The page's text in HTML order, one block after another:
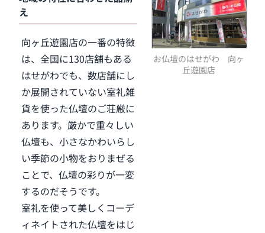
え
向ヶ丘遊園店の一番の特徴
は、全国に130店舗もある
はせがわでも、数店舗にし
か展開されていない室礼雑
貨を使った仏壇のご荘厳に
あります。厳かで重々しい
仏壇も、小さなかわいらし
い季節の小物をおりまぜる
ことで、仏壇の彩りが一変
するのだそうです。
室礼を使って美しくコーデ
ィネイトされた仏壇をはじ
お仏壇のはせがわ 向ヶ
丘遊園店